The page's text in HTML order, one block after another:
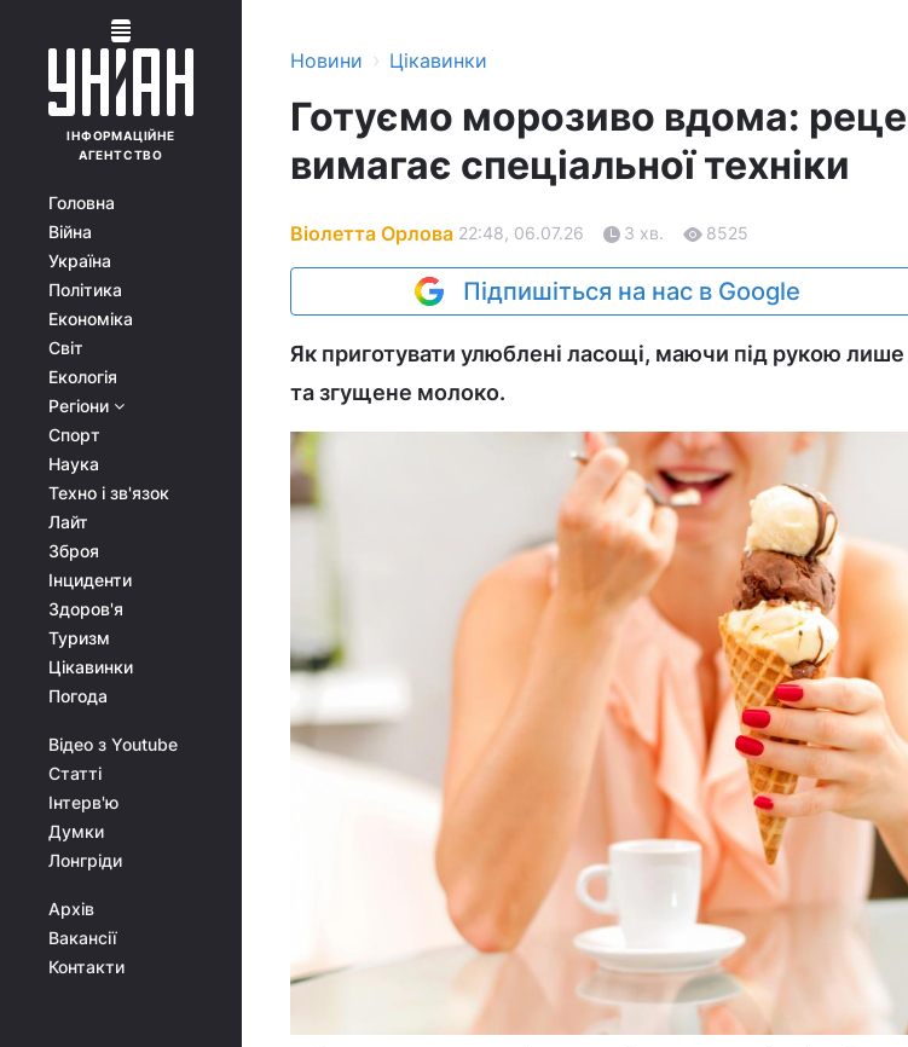
ІНФОРМАЦІЙНЕ
АГЕНТСТВО
Головна
Війна
Україна
Політика
Економіка
Світ
Екологія
Регіони
Спорт
Наука
Техно і зв'язок
Лайт
Зброя
Інциденти
Здоров'я
Туризм
Цікавинки
Погода
Відео з Youtube
Статті
Інтерв'ю
Думки
Лонгріди
Архів
Вакансії
Контакти
Новини › Цікавинки
Готуємо морозиво вдома:
вимагає спеціальної техніки
Віолетта Орлова 22:48, 06.07.26 3 хв. 8525
Підпишіться на нас в Google
Як приготувати улюблені ласощі, маючи під рукою
та згущене молоко.